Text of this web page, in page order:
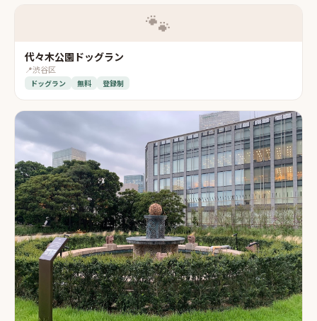
🐾
代々木公園ドッグラン
📍渋谷区
ドッグラン 無料 登録制